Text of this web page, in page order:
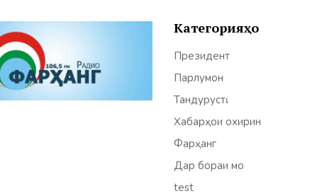
Категорияҳо
Президент
Парлумон
Тандурустӣ
Хабарҳои охирин
Фарҳанг
Дар бораи мо
test